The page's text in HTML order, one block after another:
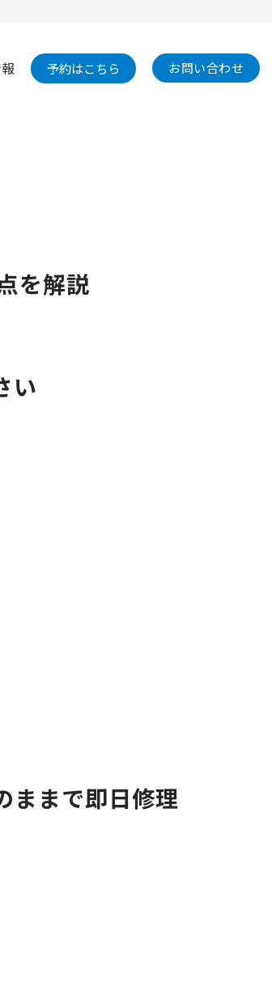
予約はこちら お問い合わせ
を解説
い
ままで即日修理